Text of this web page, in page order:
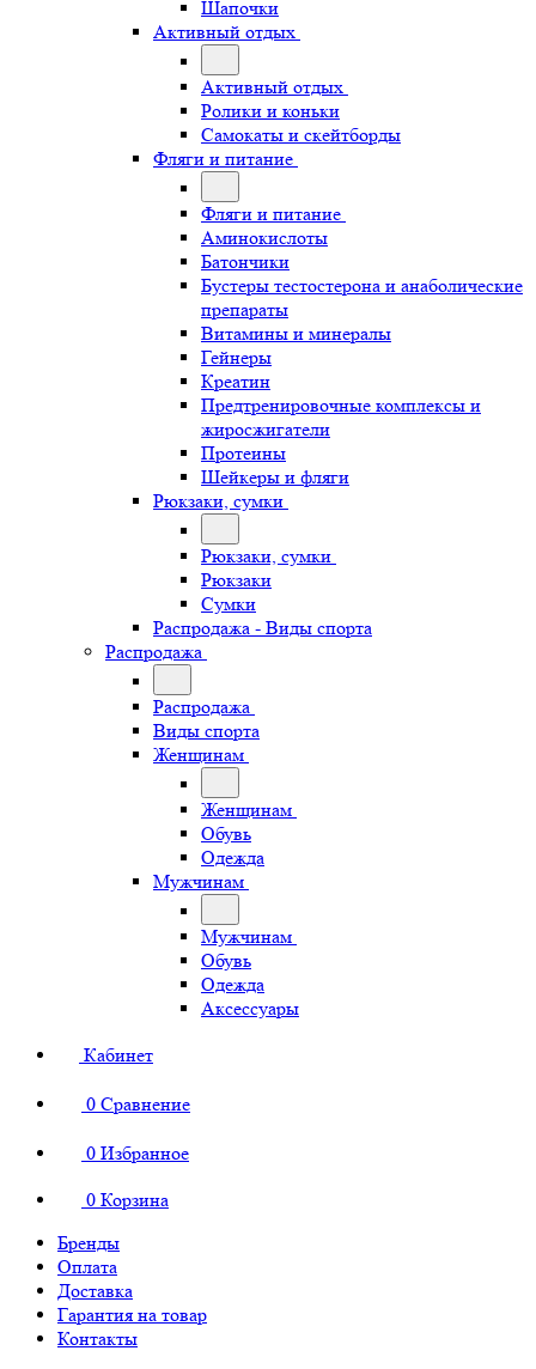
Шапочки
Активный отдых
Активный отдых
Ролики и коньки
Самокаты и скейтборды
Фляги и питание
Фляги и питание
Аминокислоты
Батончики
Бустеры тестостерона и анаболические
препараты
Витамины и минералы
Гейнеры
Креатин
Предтренировочные комплексы и
жиросжигатели
Протеины
Шейкеры и фляги
Рюкзаки, сумки
Рюкзаки, сумки
Рюкзаки
Сумки
Распродажа - Виды спорта
Распродажа
Распродажа
Виды спорта
Женщинам
Женщинам
Обувь
Одежда
Мужчинам
Мужчинам
Обувь
Одежда
Аксессуары
Кабинет
0 Сравнение
0 Избранное
0 Корзина
Бренды
Оплата
Доставка
Гарантия на товар
Контакты